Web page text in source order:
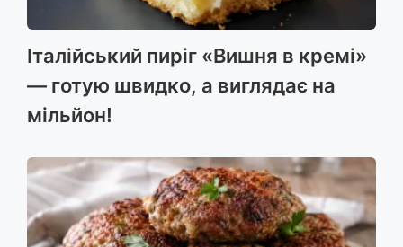
Італійський пиріг «Вишня в кремі»
— готую швидко, а виглядає на
мільйон!